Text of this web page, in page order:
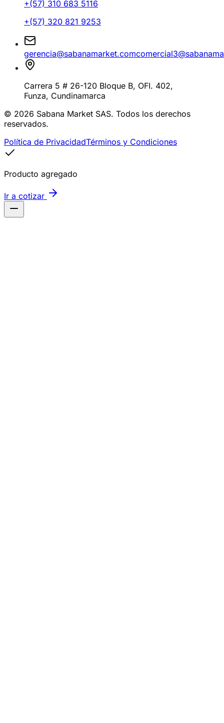
+(57) 310 683 5116
+(57) 320 821 9253
gerencia@sabanamarket.com
Carrera 5 # 26-120 Bloque B, OFI. 402,
Funza, Cundinamarca
© 2026 Sabana Market SAS. Todos los derechos
reservados.
Política de PrivacidadTérminos y Condiciones
Producto agregado
Ir a cotizar